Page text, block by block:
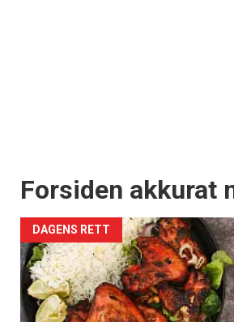
Forsiden akkurat
DAGENS RETT